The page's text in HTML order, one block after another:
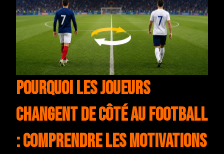
Pourquoi les joueurs
changent de côté au football
: Comprendre les motivations